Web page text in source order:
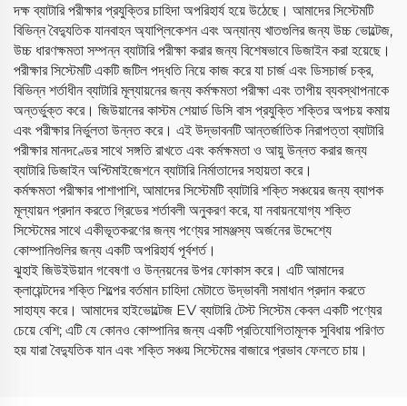
দক্ষ ব্যাটারি পরীক্ষার প্রযুক্তির চাহিদা অপরিহার্য হয়ে উঠেছে। আমাদের সিস্টেমটি
বিভিন্ন বৈদ্যুতিক যানবাহন অ্যাপ্লিকেশন এবং অন্যান্য খাতগুলির জন্য উচ্চ ভোল্টেজ,
উচ্চ ধারণক্ষমতা সম্পন্ন ব্যাটারি পরীক্ষা করার জন্য বিশেষভাবে ডিজাইন করা হয়েছে।
পরীক্ষার সিস্টেমটি একটি জটিল পদ্ধতি নিয়ে কাজ করে যা চার্জ এবং ডিসচার্জ চক্র,
বিভিন্ন শর্তাধীন ব্যাটারি মূল্যায়নের জন্য কর্মক্ষমতা পরীক্ষা এবং তাপীয় ব্যবস্থাপনাকে
অন্তর্ভুক্ত করে। জিউয়ানের কাস্টম শেয়ার্ড ডিসি বাস প্রযুক্তি শক্তির অপচয় কমায়
এবং পরীক্ষার নির্ভুলতা উন্নত করে। এই উদ্ভাবনটি আন্তর্জাতিক নিরাপত্তা ব্যাটারি
পরীক্ষার মানদণ্ডের সাথে সঙ্গতি রাখতে এবং কর্মক্ষমতা ও আয়ু উন্নত করার জন্য
ব্যাটারি ডিজাইন অপ্টিমাইজেশনে ব্যাটারি নির্মাতাদের সহায়তা করে।
কর্মক্ষমতা পরীক্ষার পাশাপাশি, আমাদের সিস্টেমটি ব্যাটারি শক্তি সঞ্চয়ের জন্য ব্যাপক
মূল্যায়ন প্রদান করতে গ্রিডের শর্তাবলী অনুকরণ করে, যা নবায়নযোগ্য শক্তি
সিস্টেমের সাথে একীভূতকরণের জন্য পণ্যের সামঞ্জস্য অর্জনের উদ্দেশ্যে
কোম্পানিগুলির জন্য একটি অপরিহার্য পূর্বশর্ত।
ঝুহাই জিউইউয়ান গবেষণা ও উন্নয়নের উপর ফোকাস করে। এটি আমাদের
ক্লায়েন্টদের শক্তি শিল্পের বর্তমান চাহিদা মেটাতে উদ্ভাবনী সমাধান প্রদান করতে
সাহায্য করে। আমাদের হাইভোল্টেজ EV ব্যাটারি টেস্ট সিস্টেম কেবল একটি পণ্যের
চেয়ে বেশি; এটি যে কোনও কোম্পানির জন্য একটি প্রতিযোগিতামূলক সুবিধায় পরিণত
হয় যারা বৈদ্যুতিক যান এবং শক্তি সঞ্চয় সিস্টেমের বাজারে প্রভাব ফেলতে চায়।